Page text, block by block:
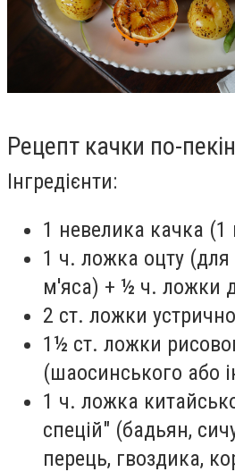
Рецепт качки по-
Інгредієнти:
1 невелика качка (1
1 ч. ложка оцту
м'яса) + ½ ч. ложки
2 ст. ложки
1½ ст. ложки
(шаосинського або
1 ч. ложка
спецій" (бадьян,
перець, гвоздика,